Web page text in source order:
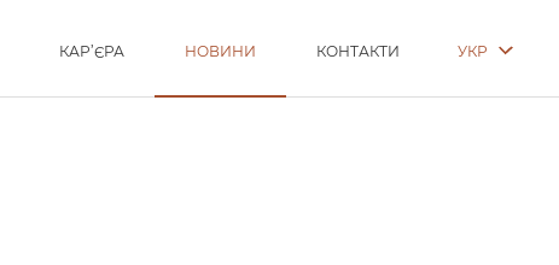
КАР’ЄРА НОВИНИ КОНТАКТИ УКР